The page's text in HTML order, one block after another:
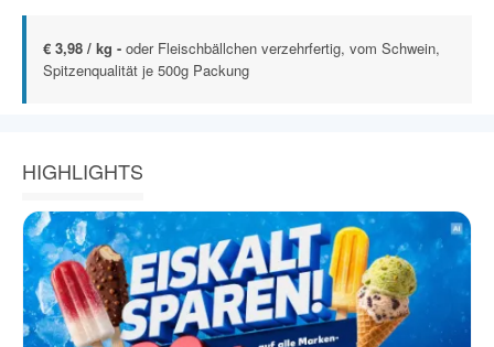
€ 3,98 / kg - oder Fleischbällchen verzehrfertig, vom Schwein,
Spitzenqualität je 500g Packung
HIGHLIGHTS